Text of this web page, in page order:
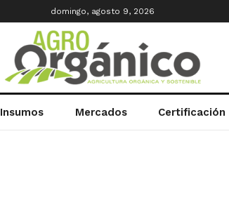
domingo, agosto 9, 2026
Insumos Mercados Certificación